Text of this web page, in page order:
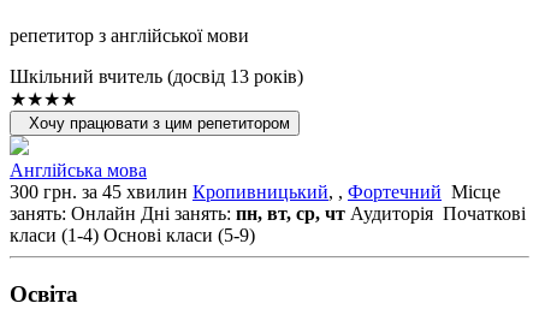
репетитор з англійської мови
Шкільний вчитель (досвід 13 років)
★★★★
Хочу працювати з цим репетитором
Англійська мова
300 грн. за 45 хвилин Кропивницький, , Фортечний Місце
занять: Онлайн Дні занять: пн, вт, ср, чт Аудиторія Початкові
класи (1-4) Основі класи (5-9)
Освiта